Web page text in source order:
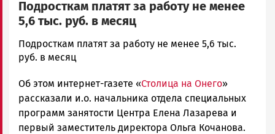
Подросткам платят за работу не менее
5,6 тыс. руб. в месяц
admintimur
Новости
и
Карелии
|
Петрозаводск
Подросткам платят за работу не менее 5,6 тыс.
руб. в месяц
Об этом интернет-газете «Столица на Онего»
рассказали и.о. начальника отдела специальных
программ занятости Центра Елена Лазарева и
первый заместитель директора Ольга Кочанова.